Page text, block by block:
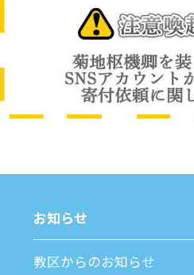
お知らせ
教区からのお知らせ